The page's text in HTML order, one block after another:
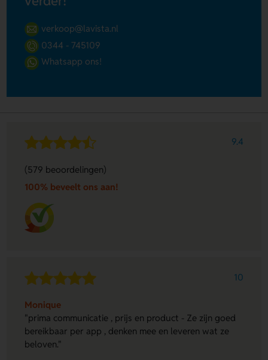
verkoop@lavista.nl
0344 - 745109
Whatsapp ons!
9.4
(579 beoordelingen)
100% beveelt ons aan!
10
Monique
"prima communicatie , prijs en product - Ze zijn goed
bereikbaar per app , denken mee en leveren wat ze
beloven."